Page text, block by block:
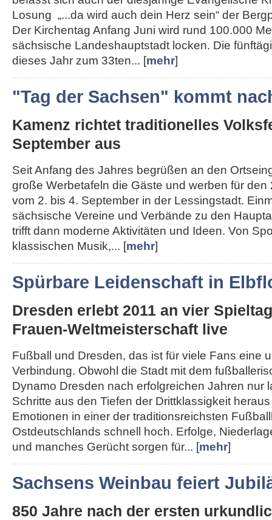
Losung „...da wird auch dein Herz sein“ der
Der Kirchentag Anfang Juni wird rund 100.000
sächsische Landeshauptstadt locken. Die
dieses Jahr zum 33ten... [mehr]
"Tag der Sachsen" kommt
Kamenz richtet traditionelles
September aus
Seit Anfang des Jahres begrüßen an den
große Werbetafeln die Gäste und werben für den
vom 2. bis 4. September in der Lessingstadt.
sächsische Vereine und Verbände zu den
trifft dann moderne Aktivitäten und Ideen. Von
klassischen Musik,... [mehr]
Spürbare Leidenschaft in
Dresden erlebt 2011 an vier
Frauen-Weltmeisterschaft live
Fußball und Dresden, das ist für viele Fans eine
Verbindung. Obwohl die Stadt mit dem
Dynamo Dresden nach erfolgreichen Jahren nur
Schritte aus den Tiefen der Drittklassigkeit
Emotionen in einer der traditionsreichsten
Ostdeutschlands schnell hoch. Erfolge,
und manches Gerücht sorgen für... [mehr]
Sachsens Weinbau feiert
850 Jahre nach der ersten